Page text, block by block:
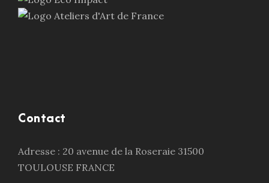
Contact
Adresse : 20 avenue de la Roseraie 31500
TOULOUSE FRANCE